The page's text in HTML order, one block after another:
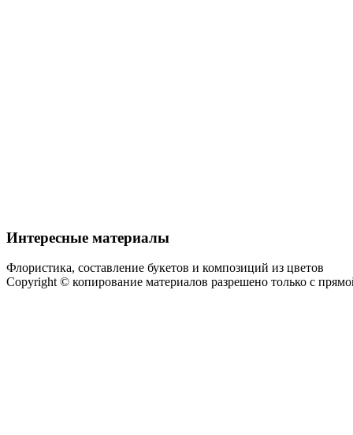
Интересные материалы
Флористика, составление букетов и композиций из цветов
Copyright © копирование материалов разрешено только с